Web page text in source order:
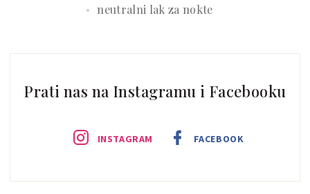
neutralni lak za nokte
Prati nas na Instagramu i Facebooku
INSTAGRAM FACEBOOK